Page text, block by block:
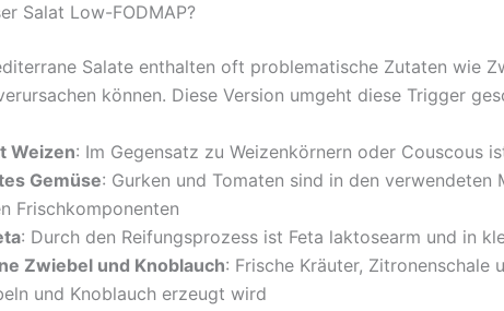
Salat Low-FODMAP?
Salate enthalten oft problematische Zutaten wie
können. Diese Version umgeht diese Trigger
Weizen: Im Gegensatz zu Weizenkörnern oder Couscous
Gemüse: Gurken und Tomaten sind in den
Frischkomponenten
: Durch den Reifungsprozess ist Feta laktosearm und in
Zwiebel und Knoblauch: Frische Kräuter,
und Knoblauch erzeugt wird